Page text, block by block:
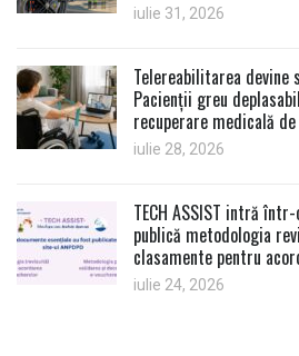
iulie 31, 2026
Telereabilitarea
Pacienții greu
recuperare medicală
iulie 28, 2026
TECH ASSIST intră
publică metodologia
clasamente pentru
iulie 24, 2026